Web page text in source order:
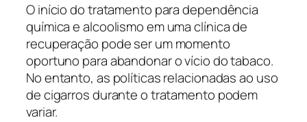
O início do tratamento para dependência
química e alcoolismo em uma clínica de
recuperação pode ser um momento
oportuno para abandonar o vício do tabaco.
No entanto, as políticas relacionadas ao uso
de cigarros durante o tratamento podem
variar.